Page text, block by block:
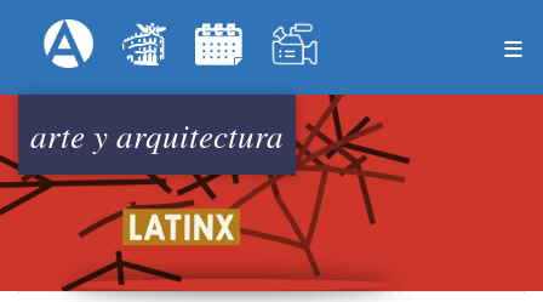
al
principal
Menú Superior
arte y arquitectura